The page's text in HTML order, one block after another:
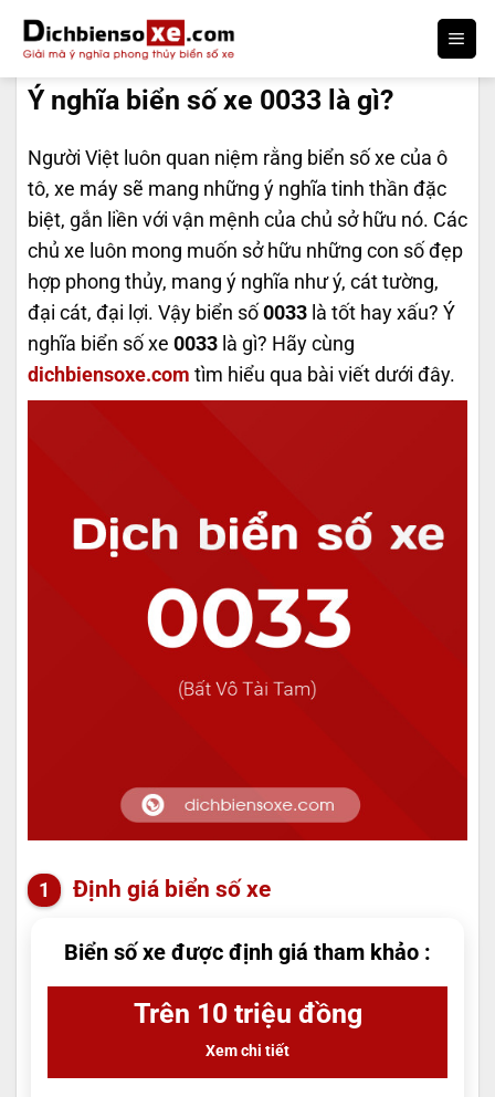
qua
nội
dungÝ nghĩa biển số xe 0033 là gì?
Người Việt luôn quan niệm rằng biển số xe của ô
tô, xe máy sẽ mang những ý nghĩa tinh thần đặc
biệt, gắn liền với vận mệnh của chủ sở hữu nó. Các
chủ xe luôn mong muốn sở hữu những con số đẹp
hợp phong thủy, mang ý nghĩa như ý, cát tường,
đại cát, đại lợi. Vậy biển số 0033 là tốt hay xấu? Ý
nghĩa biển số xe 0033 là gì? Hãy cùng
dichbiensoxe.com tìm hiểu qua bài viết dưới đây.
Định giá biển số xe
Biển số xe được định giá tham khảo :
Trên 10 triệu đồng
Xem chi tiết